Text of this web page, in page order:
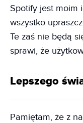
Spotify jest moim
wszystko
Te zaś nie będą
sprawi, że
Lepszego
Pamiętam, że z